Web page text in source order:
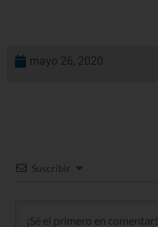
mayo 26, 2020
Suscribir